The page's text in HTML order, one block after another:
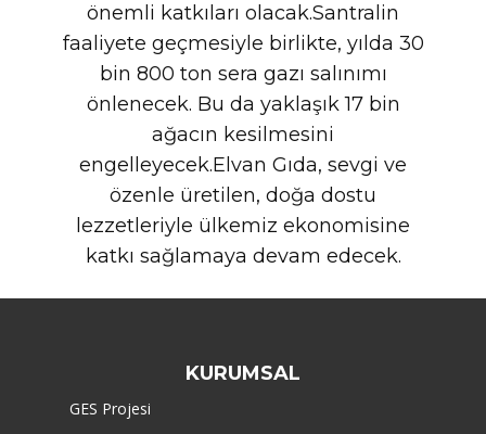
önemli katkıları olacak.Santralin
faaliyete geçmesiyle birlikte, yılda 30
bin 800 ton sera gazı salınımı
önlenecek. Bu da yaklaşık 17 bin
ağacın kesilmesini
engelleyecek.Elvan Gıda, sevgi ve
özenle üretilen, doğa dostu
lezzetleriyle ülkemiz ekonomisine
katkı sağlamaya devam edecek.
KURUMSAL
GES Projesi